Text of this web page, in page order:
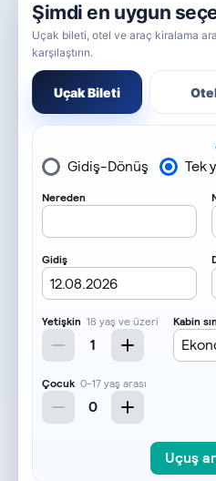
Şimdi en uygun
Uçak bileti, otel ve araç kiralama
karşılaştırın.
Uçak Bileti